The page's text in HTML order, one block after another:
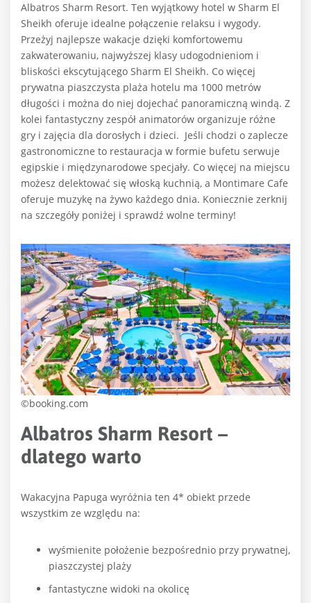
Albatros Sharm Resort. Ten wyjątkowy hotel w Sharm El
Sheikh oferuje idealne połączenie relaksu i wygody.
Przeżyj najlepsze wakacje dzięki komfortowemu
zakwaterowaniu, najwyższej klasy udogodnieniom i
bliskości ekscytującego Sharm El Sheikh. Co więcej
prywatna piaszczysta plaża hotelu ma 1000 metrów
długości i można do niej dojechać panoramiczną windą. Z
kolei fantastyczny zespół animatorów organizuje różne
gry i zajęcia dla dorosłych i dzieci. Jeśli chodzi o zaplecze
gastronomiczne to restauracja w formie bufetu serwuje
egipskie i międzynarodowe specjały. Co więcej na miejscu
możesz delektować się włoską kuchnią, a Montimare Cafe
oferuje muzykę na żywo każdego dnia. Koniecznie zerknij
na szczegóły poniżej i sprawdź wolne terminy!
©booking.com
Albatros Sharm Resort –
dlatego warto
Wakacyjna Papuga wyróżnia ten 4* obiekt przede
wszystkim ze względu na:
wyśmienite położenie bezpośrednio przy prywatnej,
piaszczystej plaży
fantastyczne widoki na okolicę